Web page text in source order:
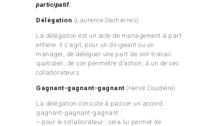
participatif.
Délégation (Laurence Decharnes)
La délégation est un acte de management à part
entière. Il s’agit, pour un dirigeant ou un
manager, de déléguer une part de son travail
quotidien, de son périmètre d’action, à un de ses
collaborateurs.
Gagnant-gagnant-gagnant (Hervé Coudière)
La délégation consiste à passer un accord
gagnant-gagnant-gagnant :
– pour le collaborateur : cela lui permet de